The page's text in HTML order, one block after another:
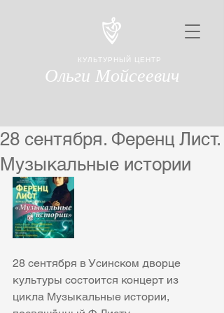
Ольги Мойсеевич
КУЛЬТУРНЫЙ ЦЕНТР
28 сентября. Ференц Лист.
Музыкальные истории
28 сентября в Усинском дворце
культуры состоится концерт из
цикла Музыкальные истории,